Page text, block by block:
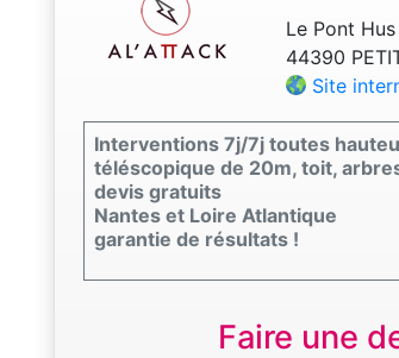
Le Pont Hus
44390
Site
Interventions 7j/7j toutes
téléscopique de 20m, toit,
devis gratuits
Nantes et Loire Atlantique
garantie de résultats !
Faire une